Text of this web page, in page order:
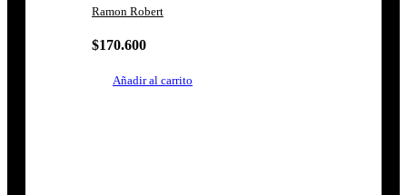
Ramon Robert
$170.600
Añadir al carrito